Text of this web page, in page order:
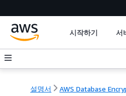
시작하기 서
설명서 AWS Database